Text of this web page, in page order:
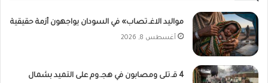
مواليد الاغـ.تصاب» في السودان يواجهون أزمة حقيقية
أغسطس 8, 2026
4 قـ.تلى ومصابون في هجـ.وم على التميد بشمال